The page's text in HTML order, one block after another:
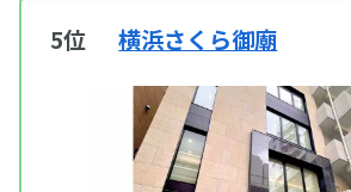
5位 横浜さくら御廟